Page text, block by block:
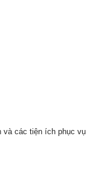
và các tiện ích phục